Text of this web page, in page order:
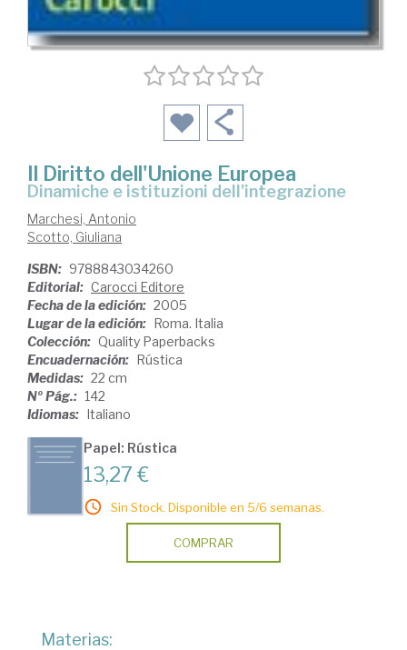
Il Diritto dell'Unione Europea
dinamiche e istituzioni dell'integrazione
Marchesi, Antonio
Scotto, Giuliana
ISBN: 9788843034260
Editorial: Carocci Editore
Fecha de la edición: 2005
Lugar de la edición: Roma. Italia
Colección: Quality Paperbacks
Encuadernación: Rústica
Medidas: 22 cm
Nº Pág.: 142
Idiomas: Italiano
Papel: Rústica
13,27 €
Sin Stock. Disponible en 5/6 semanas.
COMPRAR
Materias: